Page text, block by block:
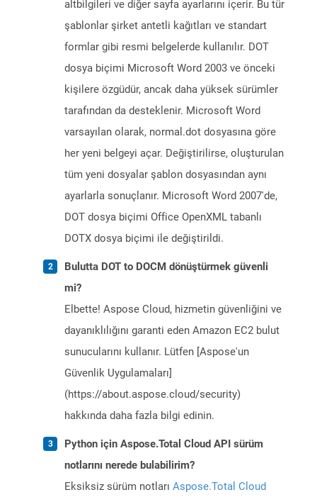
altbilgileri ve diğer sayfa ayarlarını içerir. Bu tür
şablonlar şirket antetli kağıtları ve standart
formlar gibi resmi belgelerde kullanılır. DOT
dosya biçimi Microsoft Word 2003 ve önceki
kişilere özgüdür, ancak daha yüksek sürümler
tarafından da desteklenir. Microsoft Word
varsayılan olarak, normal.dot dosyasına göre
her yeni belgeyi açar. Değiştirilirse, oluşturulan
tüm yeni dosyalar şablon dosyasından aynı
ayarlarla sonuçlanır. Microsoft Word 2007'de,
DOT dosya biçimi Office OpenXML tabanlı
DOTX dosya biçimi ile değiştirildi.
Bulutta DOT to DOCM dönüştürmek güvenli
mi?
Elbette! Aspose Cloud, hizmetin güvenliğini ve
dayanıklılığını garanti eden Amazon EC2 bulut
sunucularını kullanır. Lütfen [Aspose'un
Güvenlik Uygulamaları]
(https://about.aspose.cloud/security)
hakkında daha fazla bilgi edinin.
Python için Aspose.Total Cloud API sürüm
notlarını nerede bulabilirim?
Eksiksiz sürüm notları Aspose.Total Cloud